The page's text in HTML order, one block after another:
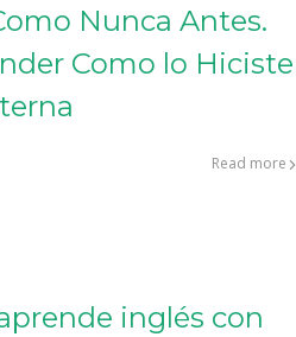
Nunca Antes.
Como lo Hiciste
Read more
inglés con